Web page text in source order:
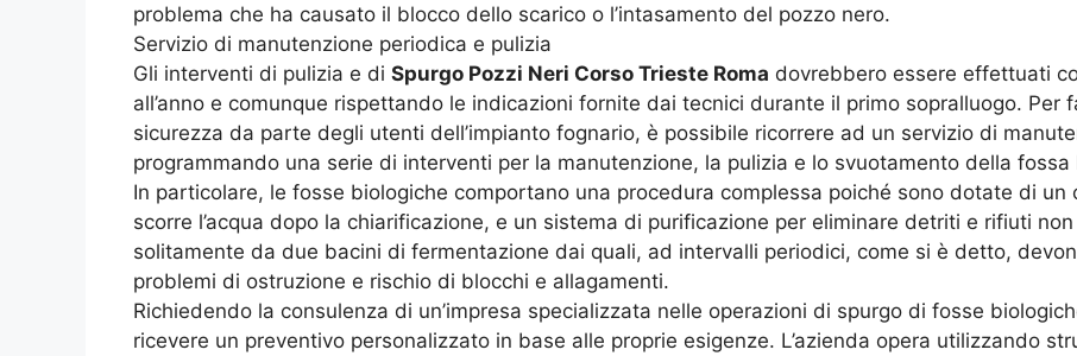
problema che ha causato il blocco dello scarico o l’intasamento del pozzo nero.
Servizio di manutenzione periodica e pulizia
Gli interventi di pulizia e di Spurgo Pozzi Neri Corso Trieste Roma dovrebbero essere effettuati
all’anno e comunque rispettando le indicazioni fornite dai tecnici durante il primo sopralluogo. Per
sicurezza da parte degli utenti dell’impianto fognario, è possibile ricorrere ad un servizio di
programmando una serie di interventi per la manutenzione, la pulizia e lo svuotamento della
In particolare, le fosse biologiche comportano una procedura complessa poiché sono dotate di
scorre l’acqua dopo la chiarificazione, e un sistema di purificazione per eliminare detriti e rifiuti
solitamente da due bacini di fermentazione dai quali, ad intervalli periodici, come si è detto,
problemi di ostruzione e rischio di blocchi e allagamenti.
Richiedendo la consulenza di un’impresa specializzata nelle operazioni di spurgo di fosse
ricevere un preventivo personalizzato in base alle proprie esigenze. L’azienda opera utilizzando